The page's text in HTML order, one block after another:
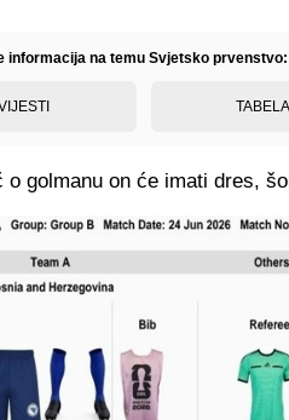
informacija na temu Svjetsko prvenstvo:
TABELA
o golmanu on će imati dres,